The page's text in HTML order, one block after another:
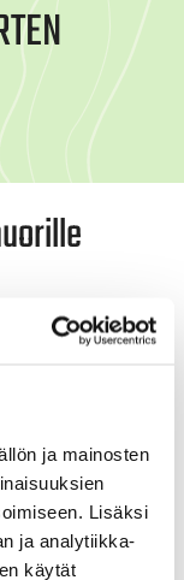
ja mainosten
Lisäksi
ja analytiikka-
käytät
houkuteltua
alussa
on
kilpailuja
niin pysyt